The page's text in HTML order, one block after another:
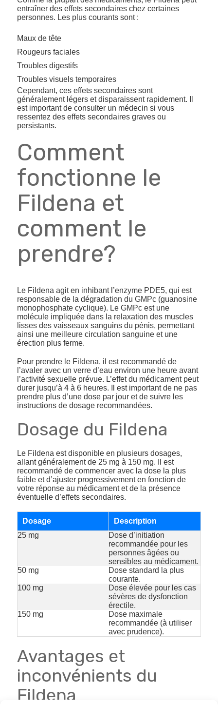
entraîner des effets secondaires chez certaines
personnes. Les plus courants sont :
Maux de tête
Rougeurs faciales
Troubles digestifs
Troubles visuels temporaires
Cependant, ces effets secondaires sont
généralement légers et disparaissent rapidement. Il
est important de consulter un médecin si vous
ressentez des effets secondaires graves ou
persistants.
Comment
fonctionne le
Fildena et
comment le
prendre?
Le Fildena agit en inhibant l’enzyme PDE5, qui est
responsable de la dégradation du GMPc (guanosine
monophosphate cyclique). Le GMPc est une
molécule impliquée dans la relaxation des muscles
lisses des vaisseaux sanguins du pénis, permettant
ainsi une meilleure circulation sanguine et une
érection plus ferme.
Pour prendre le Fildena, il est recommandé de
l’avaler avec un verre d’eau environ une heure avant
l’activité sexuelle prévue. L’effet du médicament peut
durer jusqu’à 4 à 6 heures. Il est important de ne pas
prendre plus d’une dose par jour et de suivre les
instructions de dosage recommandées.
Dosage du Fildena
Le Fildena est disponible en plusieurs dosages,
allant généralement de 25 mg à 150 mg. Il est
recommandé de commencer avec la dose la plus
faible et d’ajuster progressivement en fonction de
votre réponse au médicament et de la présence
éventuelle d’effets secondaires.
Dosage
Description
25 mg
Dose d’initiation
recommandée pour les
personnes âgées ou
sensibles au médicament.
50 mg
Dose standard la plus
courante.
100 mg
Dose élevée pour les cas
sévères de dysfonction
érectile.
150 mg
Dose maximale
recommandée (à utiliser
avec prudence).
Avantages et
inconvénients du
Fildena